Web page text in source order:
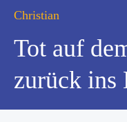
Christian
Tot auf
zurück ins